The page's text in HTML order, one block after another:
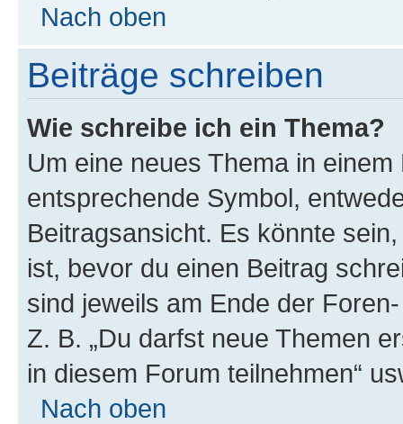
Nach oben
Beiträge schreiben
Wie schreibe ich ein Thema?
Um eine neues Thema in
entsprechende Symbol,
Beitragsansicht. Es könnte
ist, bevor du einen Beitrag
sind jeweils am Ende der
Z. B. „Du darfst neue Themen
in diesem Forum teilnehmen“
Nach oben